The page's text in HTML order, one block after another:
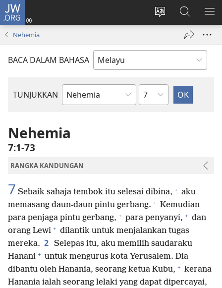
JW.ORG
Tukar
bahasa
web
Log
Masuk
baharu)
Cari
JW.ORG
Nehemia
BACA DALAM BAHASA
TUNJUKKAN
Buku
Bab
Nehemia
7:1-73
RANGKA KANDUNGAN
7 Sebaik sahaja tembok itu selesai dibina, + aku
memasang daun-daun pintu gerbang. + Kemudian
para penjaga pintu gerbang, + para penyanyi, + dan
orang Lewi + dilantik untuk menjalankan tugas
mereka. 2 Selepas itu, aku memilih saudaraku
Hanani + untuk mengurus kota Yerusalem. Dia
dibantu oleh Hanania, seorang ketua Kubu, + kerana
Hanania ialah seorang lelaki yang dapat dipercayai,